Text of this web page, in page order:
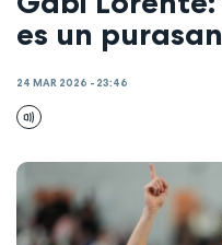
es un
24 MAR 2026 - 23:46